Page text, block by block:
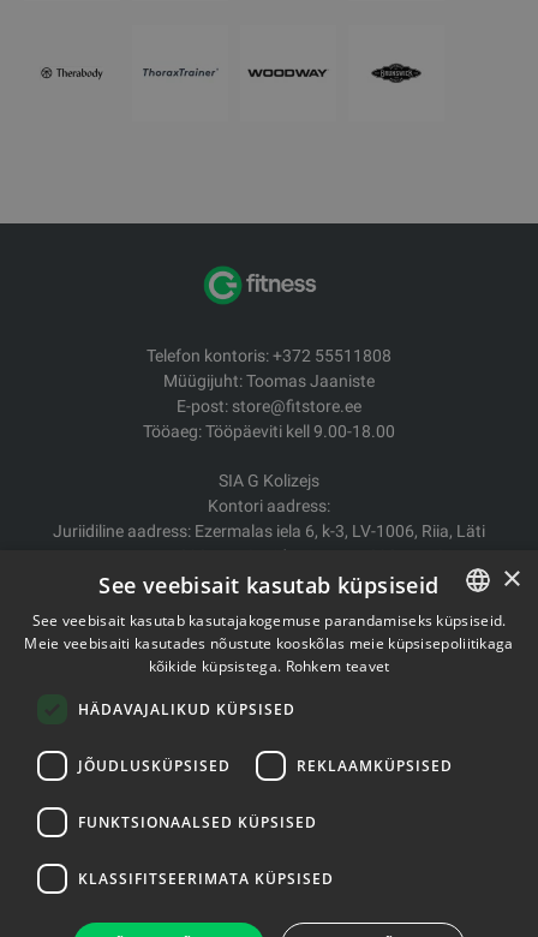
Telefon kontoris: +372 55511808
Müügijuht: Toomas Jaaniste
E-post: store@fitstore.ee
Tööaeg: Tööpäeviti kell 9.00-18.00
SIA G Kolizejs
Kontori aadress:
Juriidiline aadress: Ezermalas iela 6, k-3, LV-1006, Riia, Läti
Reg.nr. 44103017158 Mida ei. LV44103017158
A/S SEB Banka LV92UNLA0004007467819
Kauba tarne/Tagastamine
Makse
Ostutingimused
Kontaktid
ESTONIAN
×
See veebisait kasutab küpsiseid
See veebisait kasutab kasutajakogemuse parandamiseks küpsiseid.
Meie veebisaiti kasutades nõustute kooskõlas meie küpsisepoliitikaga
kõikide küpsistega. Rohkem teavet
HÄDAVAJALIKUD KÜPSISED
JÕUDLUSKÜPSISED REKLAAMKÜPSISED
FUNKTSIONAALSED KÜPSISED
KLASSIFITSEERIMATA KÜPSISED